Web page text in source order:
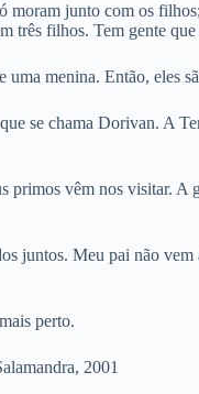
junto com os
três filhos. Tem gente
menina. Então, eles
se chama Dorivan. A
primos vêm nos visitar. A
juntos. Meu pai não vem
perto.
2001